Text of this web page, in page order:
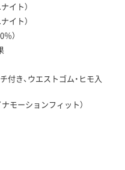
イト）
イト）
）
付き、ウエストゴム・ヒモ入
モーションフィット）